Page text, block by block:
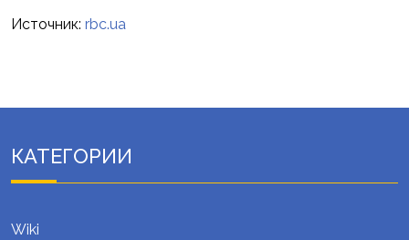
Источник: rbc.ua
КАТЕГОРИИ
Wiki